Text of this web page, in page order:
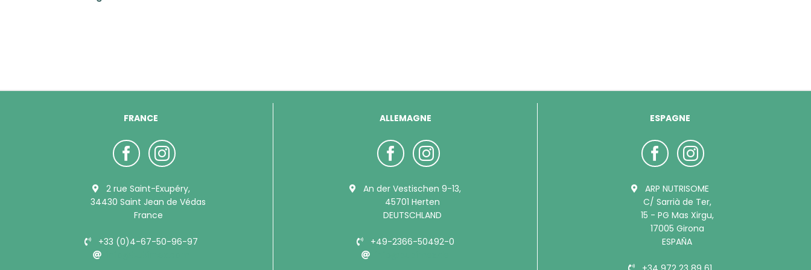
FRANCE
2 rue Saint-Exupéry,
34430 Saint Jean de Védas
France
+33 (0)4-67-50-96-97
ALLEMAGNE
An der Vestischen 9-13,
45701 Herten
DEUTSCHLAND
+49-2366-50492-0
ESPAGNE
ARP NUTRISOME
C/ Sarrià de Ter,
15 - PG Mas Xirgu,
17005 Girona
ESPAÑA